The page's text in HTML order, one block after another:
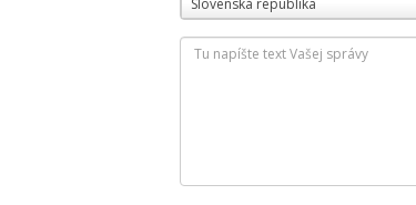
Slovenská republika